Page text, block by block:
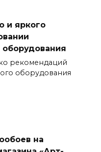
и яркого
рекомендаций
оборудования
на